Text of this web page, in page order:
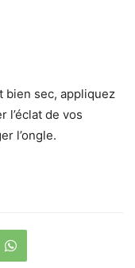
bien sec, appliquez
l’éclat de vos
l’ongle.